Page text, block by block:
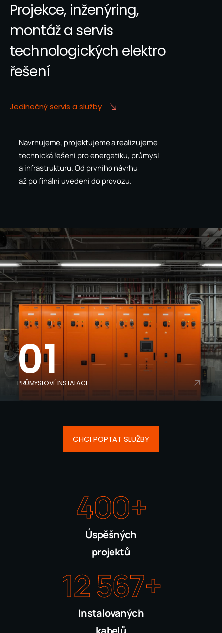
Projekce, inženýring,
montáž a servis
technologických elektro
řešení
Jedinečný servis a služby
Navrhujeme, projektujeme a realizujeme
technická řešení pro energetiku, průmysl
a infrastrukturu. Od prvního návrhu
až po finální uvedení do provozu.
CHCI POPTAT SLUŽBY
Úspěšných
projektů
400+
Instalovaných
12 567+